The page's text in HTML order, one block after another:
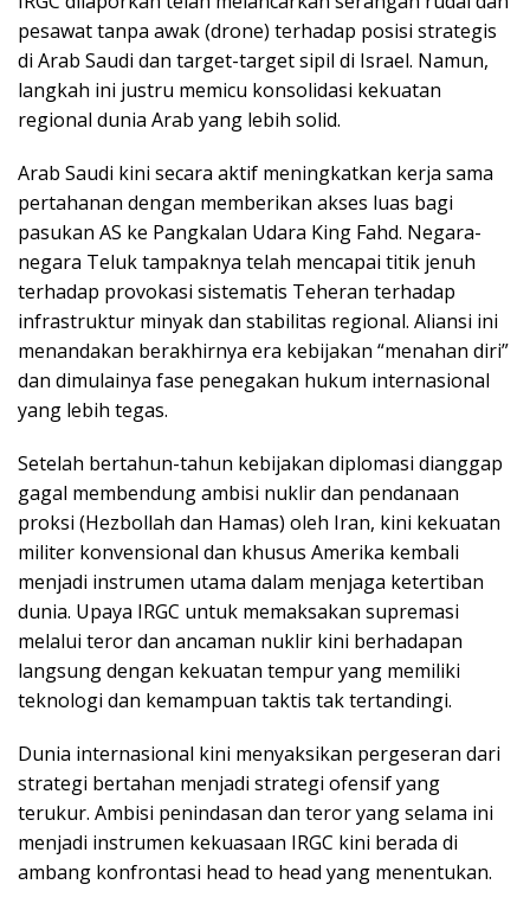
pesawat tanpa awak (drone) terhadap posisi strategis
di Arab Saudi dan target-target sipil di Israel. Namun,
langkah ini justru memicu konsolidasi kekuatan
regional dunia Arab yang lebih solid.
Arab Saudi kini secara aktif meningkatkan kerja sama
pertahanan dengan memberikan akses luas bagi
pasukan AS ke Pangkalan Udara King Fahd. Negara-
negara Teluk tampaknya telah mencapai titik jenuh
terhadap provokasi sistematis Teheran terhadap
infrastruktur minyak dan stabilitas regional. Aliansi ini
menandakan berakhirnya era kebijakan “menahan diri”
dan dimulainya fase penegakan hukum internasional
yang lebih tegas.
Setelah bertahun-tahun kebijakan diplomasi dianggap
gagal membendung ambisi nuklir dan pendanaan
proksi (Hezbollah dan Hamas) oleh Iran, kini kekuatan
militer konvensional dan khusus Amerika kembali
menjadi instrumen utama dalam menjaga ketertiban
dunia. Upaya IRGC untuk memaksakan supremasi
melalui teror dan ancaman nuklir kini berhadapan
langsung dengan kekuatan tempur yang memiliki
teknologi dan kemampuan taktis tak tertandingi.
Dunia internasional kini menyaksikan pergeseran dari
strategi bertahan menjadi strategi ofensif yang
terukur. Ambisi penindasan dan teror yang selama ini
menjadi instrumen kekuasaan IRGC kini berada di
ambang konfrontasi head to head yang menentukan.